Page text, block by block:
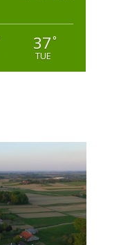
37°
TUE